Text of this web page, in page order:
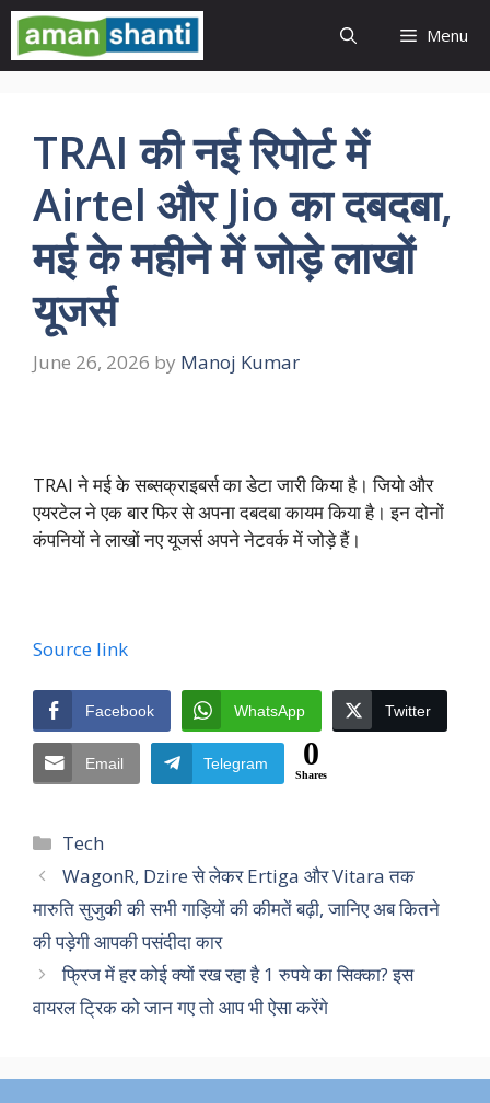
Skip
content
Menu
TRAI की नई रिपोर्ट में
Airtel और Jio का दबदबा,
मई के महीने में जोड़े लाखों
यूजर्स
June 26, 2026 by Manoj Kumar
TRAI ने मई के सब्सक्राइबर्स का डेटा जारी किया है। जियो और
एयरटेल ने एक बार फिर से अपना दबदबा कायम किया है। इन दोनों
कंपनियों ने लाखों नए यूजर्स अपने नेटवर्क में जोड़े हैं।
Source link
Facebook WhatsApp Twitter
Email Telegram 0
Shares
Categories
Tech
WagonR, Dzire से लेकर Ertiga और Vitara तक
मारुति सुजुकी की सभी गाड़ियों की कीमतें बढ़ी, जानिए अब कितने
की पड़ेगी आपकी पसंदीदा कार
फ्रिज में हर कोई क्यों रख रहा है 1 रुपये का सिक्का? इस
वायरल ट्रिक को जान गए तो आप भी ऐसा करेंगे